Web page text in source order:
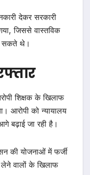
देकर सरकारी
जिससे वास्तविक
सकते थे।
शिक्षक के खिलाफ
आरोपी को न्यायालय
बढ़ाई जा रही है।
की योजनाओं में फर्जी
लेने वालों के खिलाफ